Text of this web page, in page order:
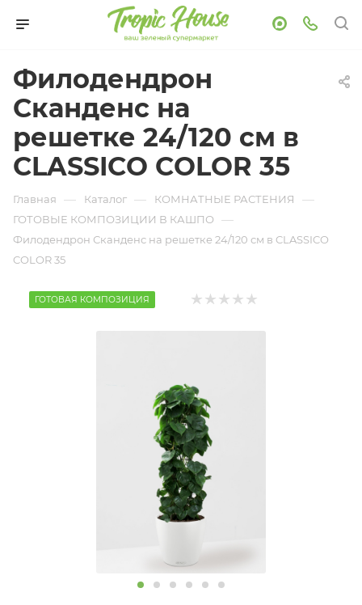
Филодендрон
Сканденс на
решетке 24/120 см в
CLASSICO COLOR 35
Главная — Каталог — КОМНАТНЫЕ РАСТЕНИЯ —
ГОТОВЫЕ КОМПОЗИЦИИ В КАШПО —
Филодендрон Сканденс на решетке 24/120 см в CLASSICO
COLOR 35
ГОТОВАЯ КОМПОЗИЦИЯ